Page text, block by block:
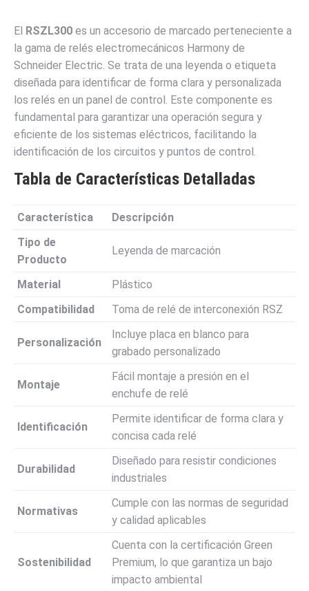
El RSZL300 es un accesorio de marcado perteneciente a
la gama de relés electromecánicos Harmony de
Schneider Electric. Se trata de una leyenda o etiqueta
diseñada para identificar de forma clara y personalizada
los relés en un panel de control. Este componente es
fundamental para garantizar una operación segura y
eficiente de los sistemas eléctricos, facilitando la
identificación de los circuitos y puntos de control.
Tabla de Características Detalladas
Característica
Descripción
Tipo de
Producto
Leyenda de marcación
Material
Plástico
Compatibilidad
Toma de relé de interconexión RSZ
Personalización
Incluye placa en blanco para
grabado personalizado
Montaje
Fácil montaje a presión en el
enchufe de relé
Identificación
Permite identificar de forma clara y
concisa cada relé
Durabilidad
Diseñado para resistir condiciones
industriales
Normativas
Cumple con las normas de seguridad
y calidad aplicables
Sostenibilidad
Cuenta con la certificación Green
Premium, lo que garantiza un bajo
impacto ambiental